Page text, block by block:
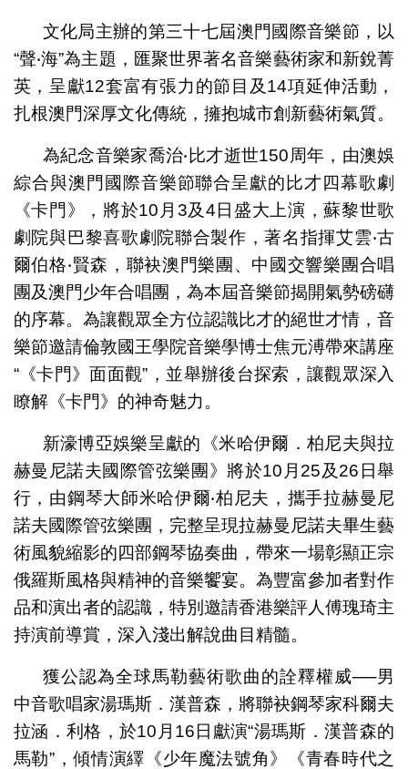
文化局主辦的第三十七屆澳門國際音樂節，以
“聲‧海”為主題，匯聚世界著名音樂藝術家和新銳菁
英，呈獻12套富有張力的節目及14項延伸活動，
扎根澳門深厚文化傳統，擁抱城市創新藝術氣質。
為紀念音樂家喬治‧比才逝世150周年，由澳娛
綜合與澳門國際音樂節聯合呈獻的比才四幕歌劇
《卡門》，將於10月3及4日盛大上演，蘇黎世歌
劇院與巴黎喜歌劇院聯合製作，著名指揮艾雲‧古
爾伯格‧賢森，聯袂澳門樂團、中國交響樂團合唱
團及澳門少年合唱團，為本屆音樂節揭開氣勢磅礴
的序幕。為讓觀眾全方位認識比才的絕世才情，音
樂節邀請倫敦國王學院音樂學博士焦元溥帶來講座
“《卡門》面面觀”，並舉辦後台探索，讓觀眾深入
瞭解《卡門》的神奇魅力。
新濠博亞娛樂呈獻的《米哈伊爾．柏尼夫與拉
赫曼尼諾夫國際管弦樂團》將於10月25及26日舉
行，由鋼琴大師米哈伊爾‧柏尼夫，攜手拉赫曼尼
諾夫國際管弦樂團，完整呈現拉赫曼尼諾夫畢生藝
術風貌縮影的四部鋼琴協奏曲，帶來一場彰顯正宗
俄羅斯風格與精神的音樂饗宴。為豐富參加者對作
品和演出者的認識，特別邀請香港樂評人傅瑰琦主
持演前導賞，深入淺出解說曲目精髓。
獲公認為全球馬勒藝術歌曲的詮釋權威──男
中音歌唱家湯瑪斯．漢普森，將聯袂鋼琴家科爾夫
拉涵．利格，於10月16日獻演“湯瑪斯．漢普森的
馬勒”，傾情演繹《少年魔法號角》《青春時代之